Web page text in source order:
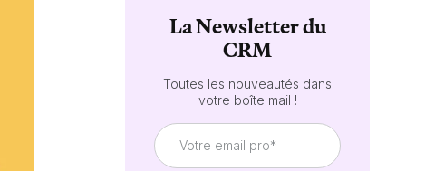
La Newsletter du
CRM
Toutes les nouveautés dans
votre boîte mail !